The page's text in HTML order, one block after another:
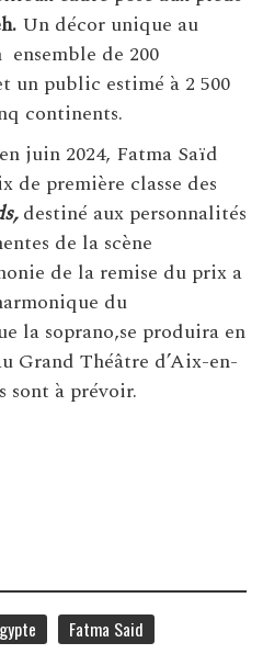
Un décor unique au
ensemble de 200
un public estimé à 2 500
continents.
juin 2024, Fatma Saïd
de première classe des
destiné aux personnalités
de la scène
de la remise du prix a
du
la soprano,se produira en
Grand Théâtre d’Aix-en-
sont à prévoir.
Fatma Said